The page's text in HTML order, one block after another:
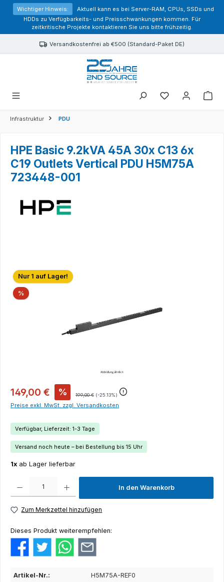
springen
Wichtiger Hinweis:
Aktuell kann es bei Server-RAM, CPUs, SSDs und
HDDs zu Verfügbarkeits- und Preisschwankungen kommen. Für
zeitkritische Projekte kontaktieren Sie uns bitte frühzeitig.
Versandkostenfrei ab €500 (Standard-Paket DE)
Sie haben 0
Infrastruktur PDU
HPE Basic 9.2kVA 45A 30x C13 6x
C19 Outlets Vertical PDU H5M75A
723448-001
Bildergalerie überspringen
Nur 1 auf Lager!
% Rabatt
149,00 € % 199,00 € (-25.13%)
Preise exkl. MwSt. zzgl. Versandkosten
Verfügbar, Lieferzeit: 1-3 Tage
Versand noch heute – bei Bestellung bis 15 Uhr
1x ab Lager lieferbar
Produkt Anzahl: Gib den gewünschten Wert ein oder benutze die Schaltflächen um die
In den Warenkorb
Zum Merkzettel hinzufügen
Dieses Produkt weiterempfehlen:
Artikel-Nr.: H5M75A-REF0